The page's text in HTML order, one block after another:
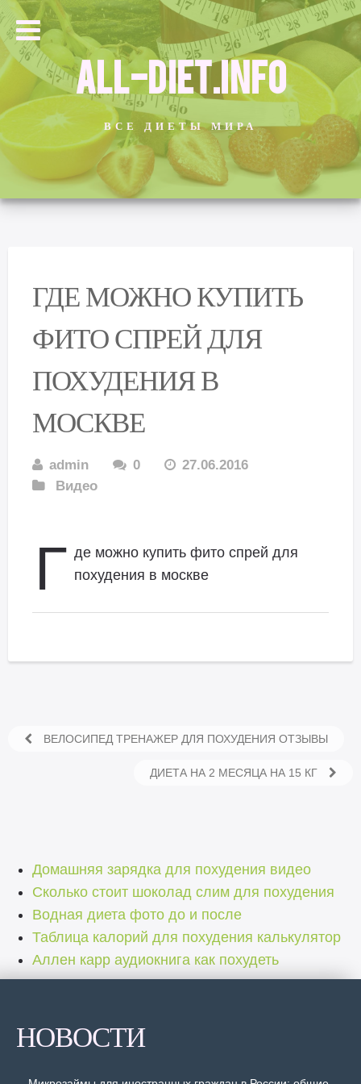
ALL-DIET.INFO
ВСЕ ДИЕТЫ МИРА
ГДЕ МОЖНО КУПИТЬ
ФИТО СПРЕЙ ДЛЯ
ПОХУДЕНИЯ В
МОСКВЕ
admin 0
27.06.2016
Видео
Г де можно купить фито спрей для
похудения в москве
ВЕЛОСИПЕД ТРЕНАЖЕР ДЛЯ ПОХУДЕНИЯ ОТЗЫВЫ
ДИЕТА НА 2 МЕСЯЦА НА 15 КГ
Домашняя зарядка для похудения видео
Сколько стоит шоколад слим для похудения
Водная диета фото до и после
Таблица калорий для похудения калькулятор
Аллен карр аудиокнига как похудеть
НОВОСТИ